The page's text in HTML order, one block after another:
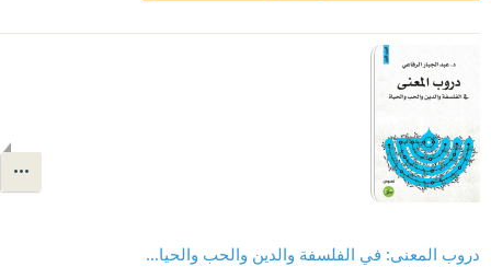
دروب المعنى: في الفلسفة والدين والحب والحياة - الجزء الأول